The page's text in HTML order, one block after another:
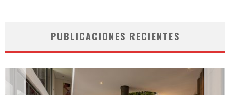
PUBLICACIONES RECIENTES